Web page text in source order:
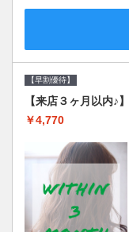
【早割優待】
【来店３ヶ月以
￥4,770